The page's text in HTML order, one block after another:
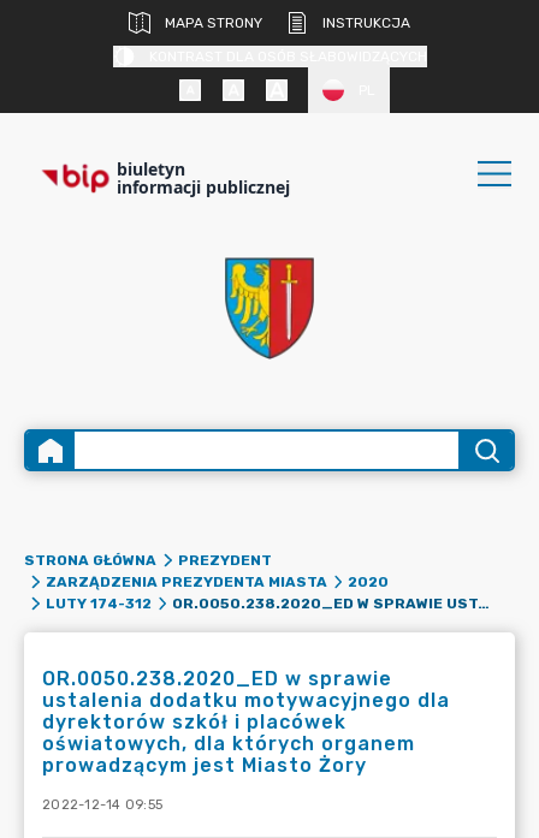
MAPA STRONY
INSTRUKCJA
biuletyn
informacji publicznej
STRONA GŁÓWNA
PREZYDENT
ZARZĄDZENIA PREZYDENTA MIASTA
2020
LUTY 174-312
OR.0050.238.2020_ED W SPRAWIE USTALENIA DODATKU MOTYWACYJNEGO DLA DYREKTORÓW SZKÓŁ I PLACÓWEK OŚWIATOWYCH, DLA KTÓRYCH ORGANEM PROWADZĄCYM JEST MIASTO ŻORY
OR.0050.238.2020_ED w sprawie
ustalenia dodatku motywacyjnego dla
dyrektorów szkół i placówek
oświatowych, dla których organem
prowadzącym jest Miasto Żory
2022-12-14 09:55